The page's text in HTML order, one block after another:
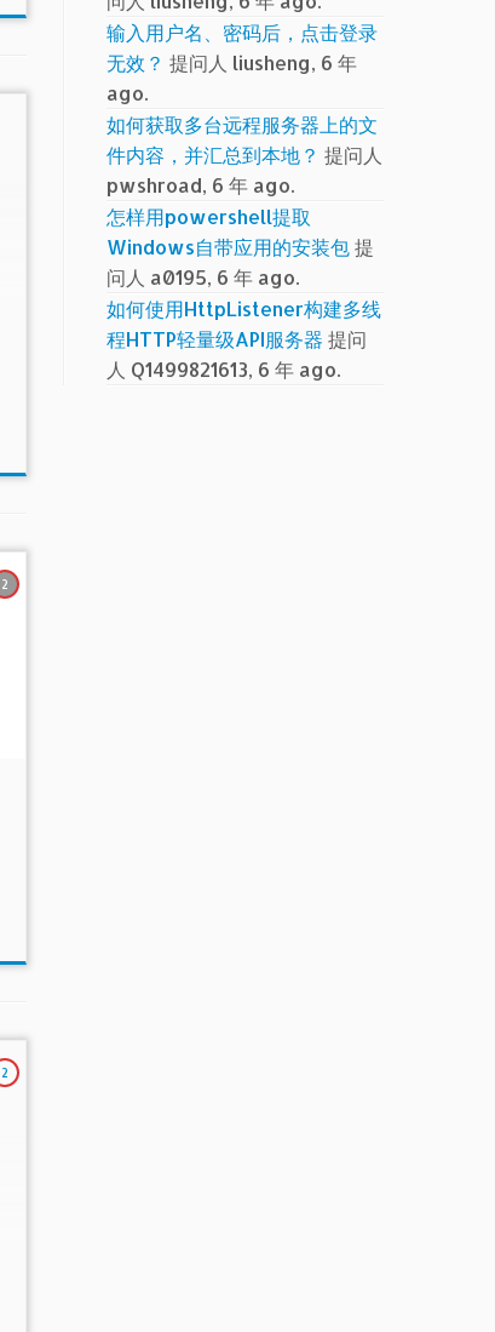
2
2
输入用户名、密码后，点击登录
无效？ 提问人 liusheng, 6 年
ago.
如何获取多台远程服务器上的文
件内容，并汇总到本地？ 提问人
pwshroad, 6 年 ago.
怎样用powershell提取
Windows自带应用的安装包提
问人 a0195, 6 年 ago.
如何使用HttpListener构建多线
程HTTP轻量级API服务器 提问
人 Q1499821613, 6 年 ago.